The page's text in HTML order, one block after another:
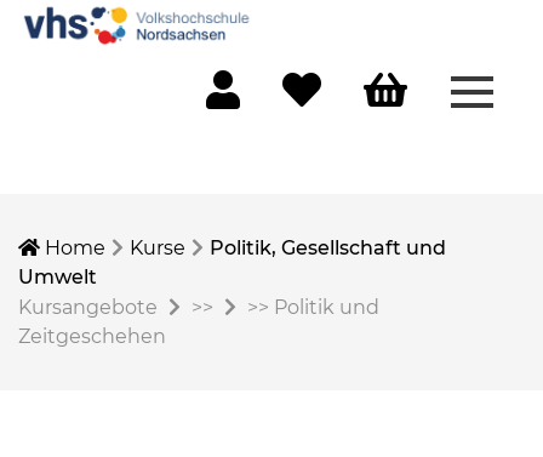
Home Kurse
Politik, Gesellschaft und
Umwelt
Kursangebote
>> >> Politik und
Zeitgeschehen